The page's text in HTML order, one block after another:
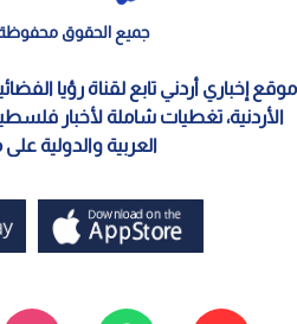
جميع الحقوق محفوظة
موقع إخباري أردني تابع لقناة رؤيا
الأردنية، تغطيات شاملة لأخبار
العربية والدولية